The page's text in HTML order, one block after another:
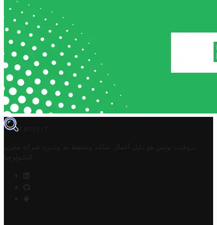
TROVIT
تروفيت تونس هو دليل أعمال تملكه وتحتفظ به وتديره
شركة مخزن
التكنولوجيا